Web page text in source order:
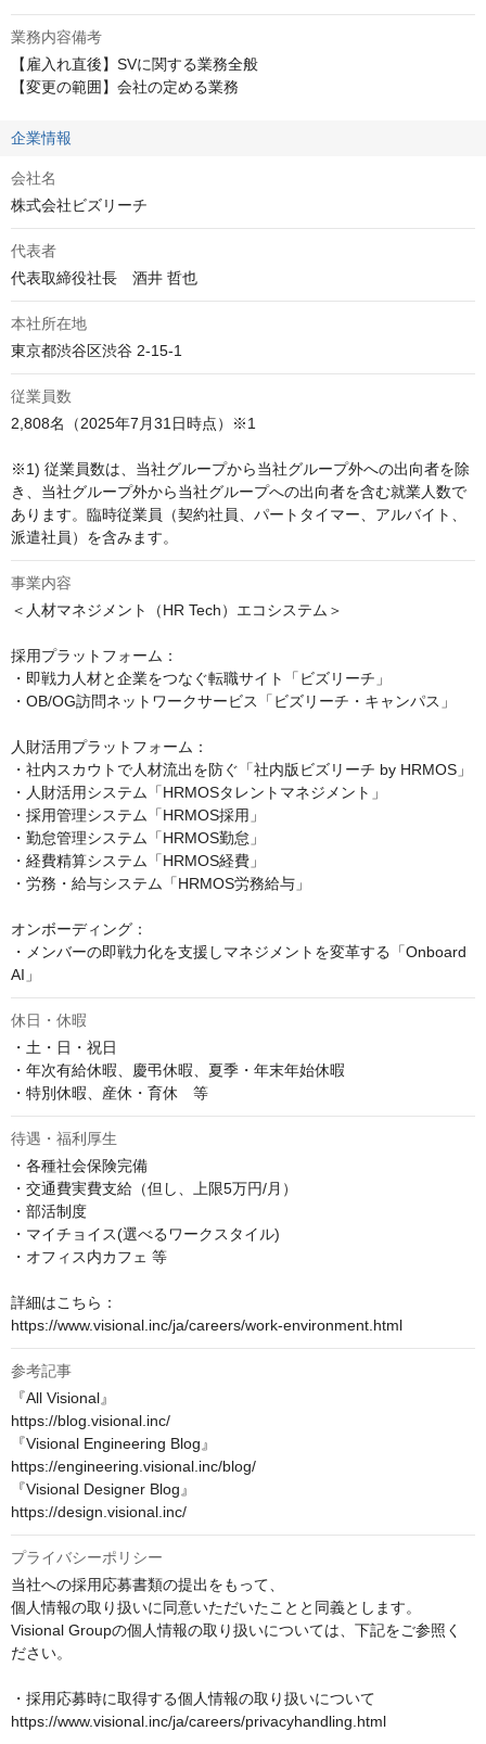
業務内容備考
【雇入れ直後】SVに関する業務全般
【変更の範囲】会社の定める業務
企業情報
会社名
株式会社ビズリーチ
代表者
代表取締役社長　酒井 哲也
本社所在地
東京都渋谷区渋谷 2-15-1
従業員数
2,808名（2025年7月31日時点）※1
※1) 従業員数は、当社グループから当社グループ外への出向者を除
き、当社グループ外から当社グループへの出向者を含む就業人数で
あります。臨時従業員（契約社員、パートタイマー、アルバイト、
派遣社員）を含みます。
事業内容
＜人材マネジメント（HR Tech）エコシステム＞
採用プラットフォーム：
・即戦力人材と企業をつなぐ転職サイト「ビズリーチ」
・OB/OG訪問ネットワークサービス「ビズリーチ・キャンパス」
人財活用プラットフォーム：
・社内スカウトで人材流出を防ぐ「社内版ビズリーチ by HRMOS」
・人財活用システム「HRMOSタレントマネジメント」
・採用管理システム「HRMOS採用」
・勤怠管理システム「HRMOS勤怠」
・経費精算システム「HRMOS経費」
・労務・給与システム「HRMOS労務給与」
オンボーディング：
・メンバーの即戦力化を支援しマネジメントを変革する「Onboard
AI」
休日・休暇
・土・日・祝日
・年次有給休暇、慶弔休暇、夏季・年末年始休暇
・特別休暇、産休・育休　等
待遇・福利厚生
・各種社会保険完備
・交通費実費支給（但し、上限5万円/月）
・部活制度
・マイチョイス(選べるワークスタイル)
・オフィス内カフェ 等
詳細はこちら：
https://www.visional.inc/ja/careers/work-environment.html
参考記事
『All Visional』
https://blog.visional.inc/
『Visional Engineering Blog』
https://engineering.visional.inc/blog/
『Visional Designer Blog』
https://design.visional.inc/
プライバシーポリシー
当社への採用応募書類の提出をもって、
個人情報の取り扱いに同意いただいたことと同義とします。
Visional Groupの個人情報の取り扱いについては、下記をご参照く
ださい。
・採用応募時に取得する個人情報の取り扱いについて
https://www.visional.inc/ja/careers/privacyhandling.html